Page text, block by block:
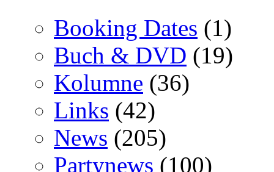
Booking Dates (1)
Buch & DVD (19)
Kolumne (36)
Links (42)
News (205)
Partynews (100)